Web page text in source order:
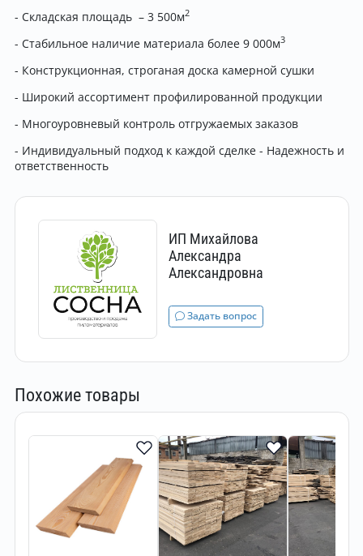
- Складская площадь – 3 500м2
- Стабильное наличие материала более 9 000м3
- Конструкционная, строганая доска камерной сушки
- Широкий ассортимент профилированной продукции
- Многоуровневый контроль отгружаемых заказов
- Индивидуальный подход к каждой сделке - Надежность и
ответственность
ИП Михайлова
Александра
Александровна
Задать вопрос
Похожие товары